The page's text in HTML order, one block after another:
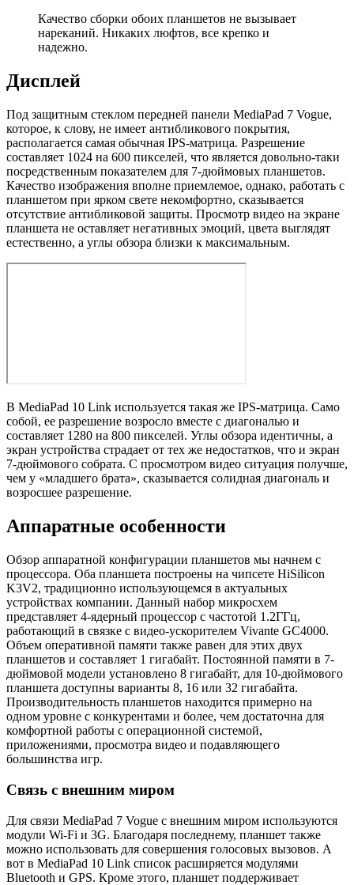
Качество сборки обоих планшетов не вызывает
нареканий. Никаких люфтов, все крепко и
надежно.
Дисплей
Под защитным стеклом передней панели MediaPad 7 Vogue,
которое, к слову, не имеет антибликового покрытия,
располагается самая обычная IPS-матрица. Разрешение
составляет 1024 на 600 пикселей, что является довольно-таки
посредственным показателем для 7-дюймовых планшетов.
Качество изображения вполне приемлемое, однако, работать с
планшетом при ярком свете некомфортно, сказывается
отсутствие антибликовой защиты. Просмотр видео на экране
планшета не оставляет негативных эмоций, цвета выглядят
естественно, а углы обзора близки к максимальным.
В MediaPad 10 Link используется такая же IPS-матрица. Само
собой, ее разрешение возросло вместе с диагональю и
составляет 1280 на 800 пикселей. Углы обзора идентичны, а
экран устройства страдает от тех же недостатков, что и экран
7-дюймового собрата. С просмотром видео ситуация получше,
чем у «младшего брата», сказывается солидная диагональ и
возросшее разрешение.
Аппаратные особенности
Обзор аппаратной конфигурации планшетов мы начнем с
процессора. Оба планшета построены на чипсете HiSilicon
K3V2, традиционно использующемся в актуальных
устройствах компании. Данный набор микросхем
представляет 4-ядерный процессор с частотой 1.2ГГц,
работающий в связке с видео-ускорителем Vivante GC4000.
Объем оперативной памяти также равен для этих двух
планшетов и составляет 1 гигабайт. Постоянной памяти в 7-
дюймовой модели установлено 8 гигабайт, для 10-дюймового
планшета доступны варианты 8, 16 или 32 гигабайта.
Производительность планшетов находится примерно на
одном уровне с конкурентами и более, чем достаточна для
комфортной работы с операционной системой,
приложениями, просмотра видео и подавляющего
большинства игр.
Связь с внешним миром
Для связи MediaPad 7 Vogue с внешним миром используются
модули Wi-Fi и 3G. Благодаря последнему, планшет также
можно использовать для совершения голосовых вызовов. А
вот в MediaPad 10 Link список расширяется модулями
Bluetooth и GPS. Кроме этого, планшет поддерживает